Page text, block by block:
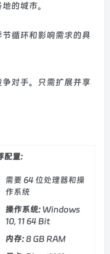
的城市。
循环和影响需求的具
对手。只需扩展并享
配置:
需要 64 位处理器和操
作系统
操作系统: Windows
10, 11 64 Bit
内存:8 GB RAM